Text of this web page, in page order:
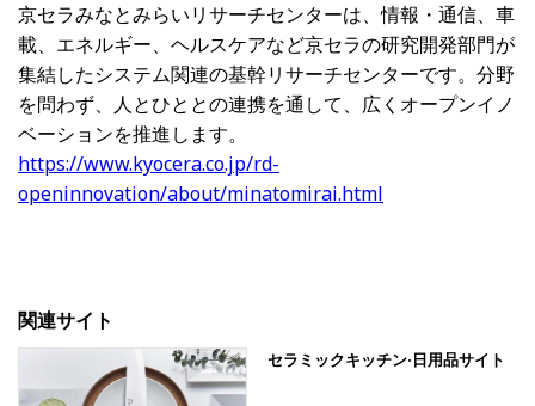
京セラみなとみらいリサーチセンターは、情報・通信、車
載、エネルギー、ヘルスケアなど京セラの研究開発部門が
集結したシステム関連の基幹リサーチセンターです。分野
を問わず、人とひととの連携を通して、広くオープンイノ
ベーションを推進します。
https://www.kyocera.co.jp/rd-
openinnovation/about/minatomirai.html
関連サイト
セラミックキッチン·日用品サイト